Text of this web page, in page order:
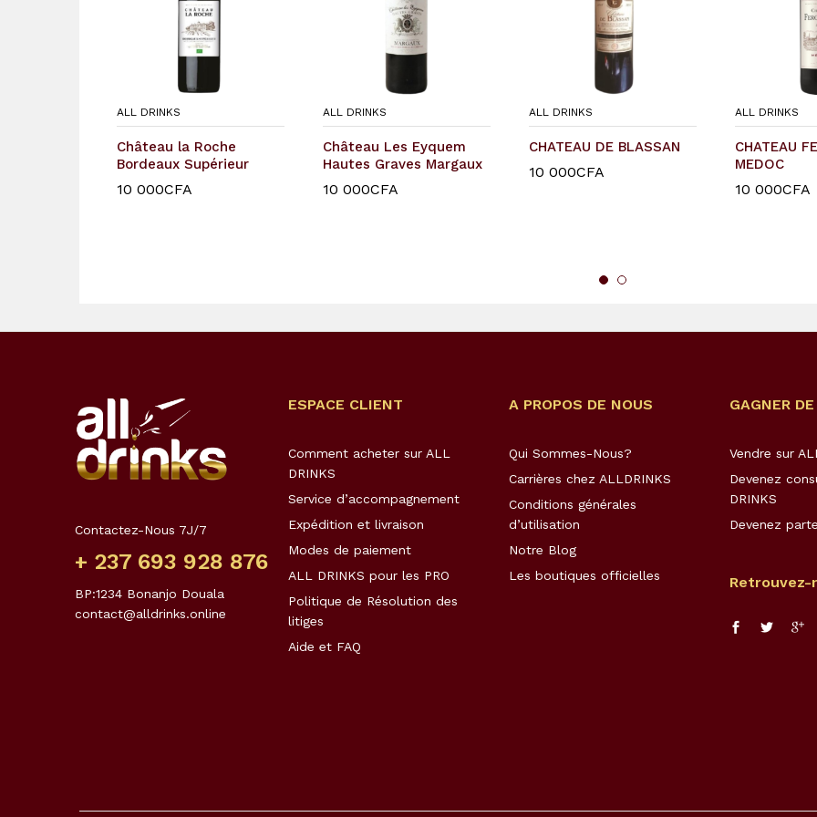
ALL DRINKS
Château la Roche
Bordeaux Supérieur
10 000CFA
10 000CFA
ALL DRINKS
Château Les Eyquem
Hautes Graves Margaux
10 000CFA
10 000CFA
ALL DRINKS
CHATEAU DE BLASSAN
10 000CFA
10 000CFA
ALL DRINKS
CHATEAU
MEDOC
10 000CFA
10 000CFA
Contactez-Nous 7J/7
+ 237 693 928 876
BP:1234 Bonanjo Douala
contact@alldrinks.online
ESPACE CLIENT
Comment acheter sur ALL
DRINKS
Service d’accompagnement
Expédition et livraison
Modes de paiement
ALL DRINKS pour les PRO
Politique de Résolution des
litiges
Aide et FAQ
A PROPOS DE NOUS
Qui Sommes-Nous?
Carrières chez ALLDRINKS
Conditions générales
d’utilisation
Notre Blog
Les boutiques officielles
GAGNER DE
Vendre sur
Devenez
DRINKS
Devenez
Retrouvez-